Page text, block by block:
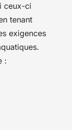
ceux-ci
tenant
exigences
: